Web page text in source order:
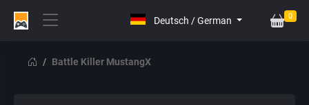
0
Battle Killer MustangX